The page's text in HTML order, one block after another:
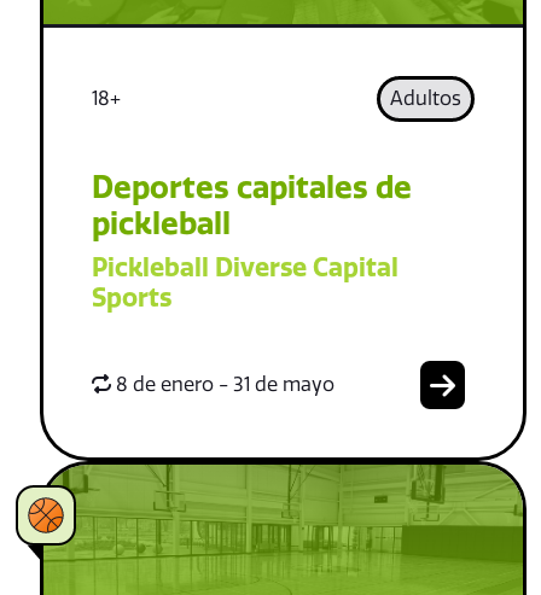
18+ Adultos
Deportes capitales de
pickleball
Pickleball Diverse Capital
Sports
8 de enero - 31 de mayo